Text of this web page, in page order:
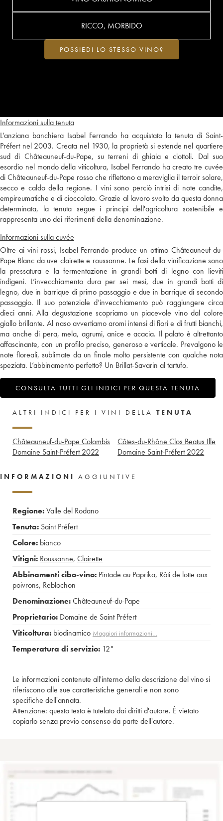
Informazioni sulla tenuta
L’anziana banchiera Isabel Ferrando ha acquistato la tenuta di Saint-
Préfert nel 2003. Creata nel 1930, la proprietà si estende nel quartiere
sud di Châteauneuf-du-Pape, su terreni di ghiaia e ciottoli. Dal suo
esordio nel mondo della viticoltura, Isabel Ferrando ha creato tre cuvée
di Châteauneuf-du-Pape rosso che riflettono a meraviglia il terroir solare,
secco e caldo della regione. I vini sono perciò intrisi di note candite,
empireumatiche e di cioccolato. Grazie al lavoro svolto da questa donna
determinata, la tenuta segue i principi dell'agricoltura sostenibile e
rappresenta uno dei riferimenti della denominazione.
Informazioni sulla cuvée
Oltre ai vini rossi, Isabel Ferrando produce un ottimo Châteauneuf-du-
Pape Blanc da uve clairette e roussanne. Le fasi della vinificazione sono
la pressatura e la fermentazione in grandi botti di legno con lieviti
indigeni. L’invecchiamento dura per sei mesi, due in grandi botti di
legno, due in barrique di primo passaggio e due in barrique di secondo
passaggio. Il suo potenziale d’invecchiamento può raggiungere circa
dieci anni. Alla degustazione scopriamo un piacevole vino dal colore
giallo brillante. Al naso avvertiamo aromi intensi di fiori e di frutti bianchi,
ma anche di pera, mela, agrumi, anice e acacia. Il palato è altrettanto
affascinante, con un profilo preciso, generoso e verticale. Prevalgono le
note floreali, sublimate da un finale molto persistente con qualche nota
speziata. L’abbinamento perfetto? Un Brillat-Savarin al tartufo.
CONSULTA TUTTI GLI INDICI PER QUESTA TENUTA
RICCO, MORBIDO
POSSIEDI LO STESSO VINO?
ALTRI INDICI PER I VINI DELLA TENUTA
Châteauneuf-du-Pape Colombis
Domaine Saint-Préfert 2022
Côtes-du-Rhône Clos Beatus Ille
Domaine Saint-Préfert 2022
INFORMAZIONI AGGIUNTIVE
Regione:Valle del Rodano
Tenuta: Saint Préfert
Colore: bianco
Vitigni: Roussanne, Clairette
Abbinamenti cibo-vino: Pintade au Paprika, Rôti de lotte aux
poivrons, Reblochon
Denominazione:Châteauneuf-du-Pape
Proprietario: Domaine de Saint Préfert
Viticoltura: biodinamico Maggiori informazioni…
Temperatura di servizio: 12°
Le informazioni contenute all'interno della descrizione del vino si
riferiscono alle sue caratteristiche generali e non sono
specifiche dell'annata.
Attenzione: questo testo è tutelato dai diritti d'autore. È vietato
copiarlo senza previo consenso da parte dell'autore.